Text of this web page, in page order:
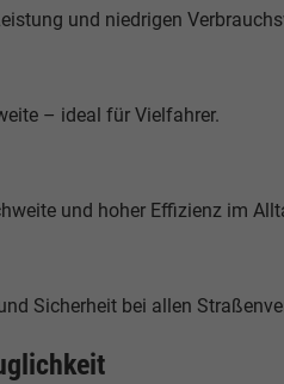
und niedrigen
– ideal für Vielfahrer.
und hoher Effizienz im
Sicherheit bei allen